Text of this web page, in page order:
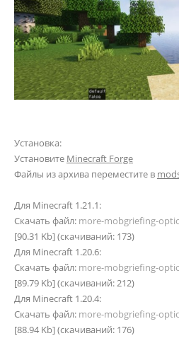
Установка:
Установите Minecraft Forge
Файлы из архива переместите в
Для Minecraft 1.21.1:
Скачать файл: more-mobgriefing-
[90.31 Kb] (cкачиваний: 173)
Для Minecraft 1.20.6:
Скачать файл: more-mobgriefing-
[89.79 Kb] (cкачиваний: 212)
Для Minecraft 1.20.4:
Скачать файл: more-mobgriefing-
[88.94 Kb] (cкачиваний: 176)